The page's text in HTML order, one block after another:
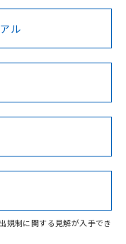
に、以下を必ずお読
対応状況ページへ
ル
規制に関する見解が入手でき